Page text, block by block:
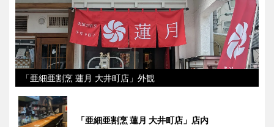
「亜細亜割烹 蓮月 大井町店」外観
「亜細亜割烹 蓮月 大井町店」店内